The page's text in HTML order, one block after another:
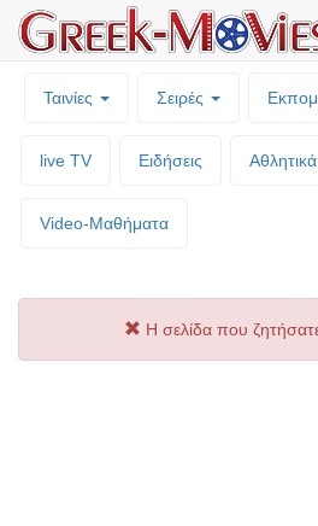
Ταινίες Σειρές
live TV Ειδήσεις Αθλητικά
Video-Mαθήματα
Η σελίδα που